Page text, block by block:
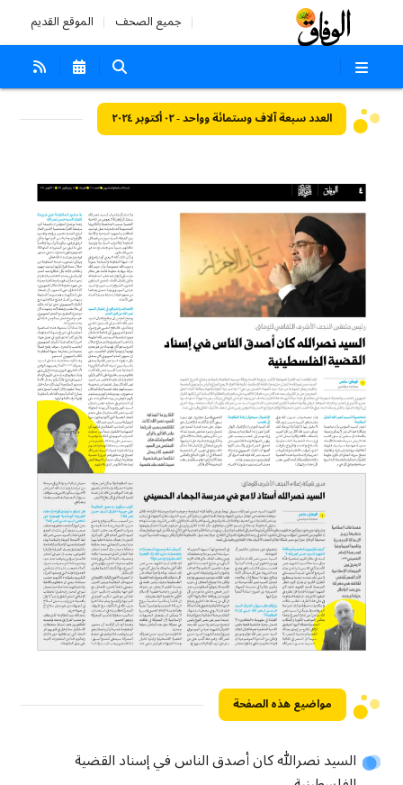
جميع الصحف الموقع القديم
العدد سبعة آلاف وستمائة وواحد - ٠٢ أكتوبر ٢٠٢٤
مواضيع هذه الصفحة
السيد نصرالله كان أصدق الناس في إسناد القضية